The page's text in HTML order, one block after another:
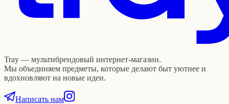
Tray — мультибрендовый интернет-магазин.
Мы объединяем предметы, которые делают быт уютнее и
вдохновляют на новые идеи.
Написать нам